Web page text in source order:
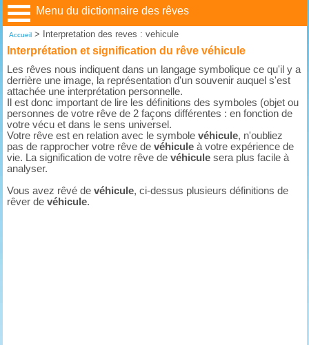
Menu du dictionnaire des rêves
Accueil> Interpretation des reves : vehicule
Interprétation et signification du rêve véhicule
Les rêves nous indiquent dans un langage symbolique ce qu'il y a
derrière une image, la représentation d'un souvenir auquel s'est
attachée une interprétation personnelle.
Il est donc important de lire les définitions des symboles (objet ou
personnes de votre rêve de 2 façons différentes : en fonction de
votre vécu et dans le sens universel.
Votre rêve est en relation avec le symbolevéhicule, n'oubliez
pas de rapprocher votre rêve devéhicule à votre expérience de
vie. La signification de votre rêve devéhicule sera plus facile à
analyser.
Vous avez rêvé devéhicule, ci-dessus plusieurs définitions de
rêver devéhicule.